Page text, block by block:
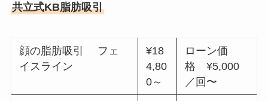
共立式KB脂肪吸引
顔の脂肪吸引 フェ
イスライン
¥18
4,80
0～
ローン価
格 ¥5,000
／回〜